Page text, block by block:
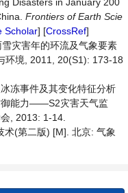
Frontiers of Earth Scie
Scholar] [CrossRef]
灾害年的环流及气象要素
环境, 2011, 20(S1): 173-18
冻事件及其变化特征分析
御能力——S2灾害天气监
, 2013: 1-14.
术(第二版) [M]. 北京: 气象